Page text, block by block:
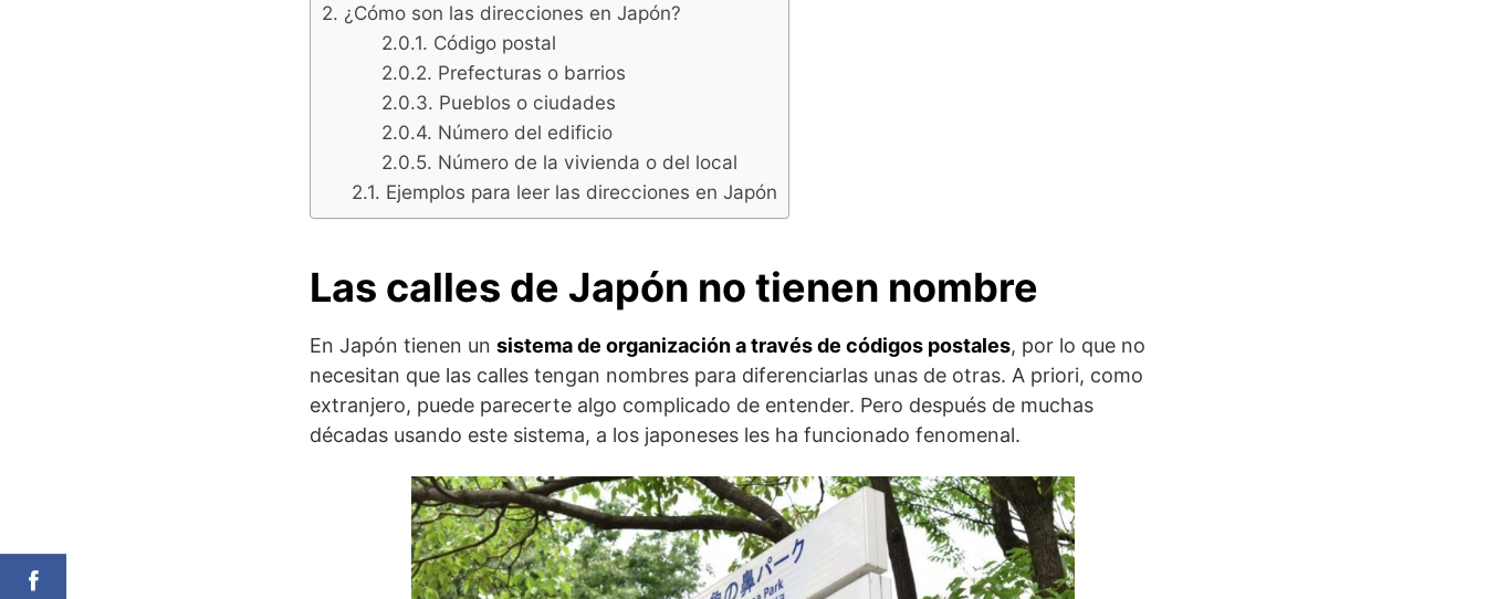
¿Cómo son las direcciones en Japón?
Código postal
Prefecturas o barrios
Pueblos o ciudades
Número del edificio
Número de la vivienda o del local
Ejemplos para leer las direcciones en Japón
Las calles de Japón no tienen nombre
En Japón tienen un sistema de organización a través de códigos postales, por lo que no
necesitan que las calles tengan nombres para diferenciarlas unas de otras. A priori, como
extranjero, puede parecerte algo complicado de entender. Pero después de muchas
décadas usando este sistema, a los japoneses les ha funcionado fenomenal.